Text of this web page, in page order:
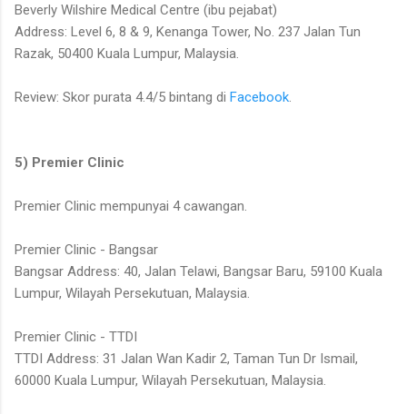
Beverly Wilshire Medical Centre (ibu pejabat)
Address: Level 6, 8 & 9, Kenanga Tower, No. 237 Jalan Tun
Razak, 50400 Kuala Lumpur, Malaysia.
Review: Skor purata 4.4/5 bintang di Facebook
5) Premier Clinic
Premier Clinic mempunyai 4 cawangan.
Premier Clinic - Bangsar
Bangsar Address: 40, Jalan Telawi, Bangsar Baru, 59100 Kuala
Lumpur, Wilayah Persekutuan, Malaysia.
Premier Clinic - TTDI
TTDI Address: 31 Jalan Wan Kadir 2, Taman Tun Dr Ismail,
60000 Kuala Lumpur, Wilayah Persekutuan, Malaysia.